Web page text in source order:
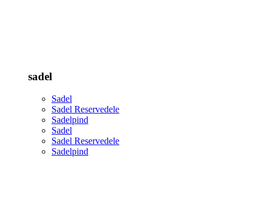
sadel
Sadel
Sadel Reservedele
Sadelpind
Sadel
Sadel Reservedele
Sadelpind